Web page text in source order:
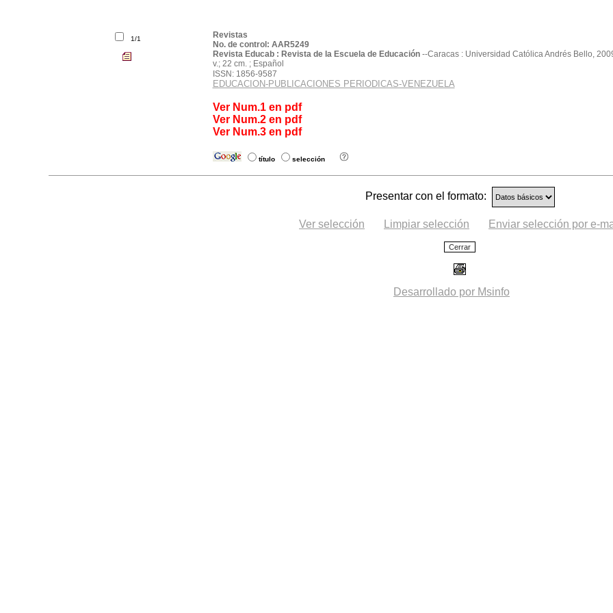
1/1
Revistas
No. de control: AAR5249
Revista Educab : Revista de la Escuela de Educación--Caracas : Universidad Católica Andrés Bello,
v.; 22 cm. ; Español
ISSN: 1856-9587
EDUCACION-PUBLICACIONES PERIODICAS-VENEZUELA
Ver Num.1 en pdf
Ver Num.2 en pdf
Ver Num.3 en pdf
título selección
Presentar con el formato:
Ver selección Limpiar selección Enviar selección por e-
Desarrollado por Msinfo